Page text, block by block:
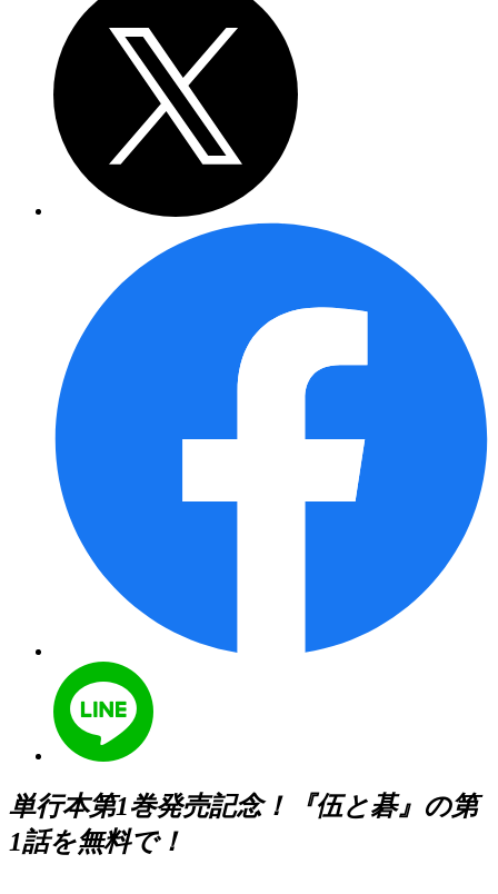
単行本第1巻発売記念！『伍と碁』の第
1話を無料で！